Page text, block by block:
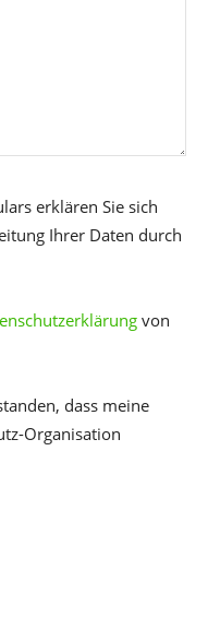
erklären Sie sich
Ihrer Daten durch
von
dass meine
Organisation